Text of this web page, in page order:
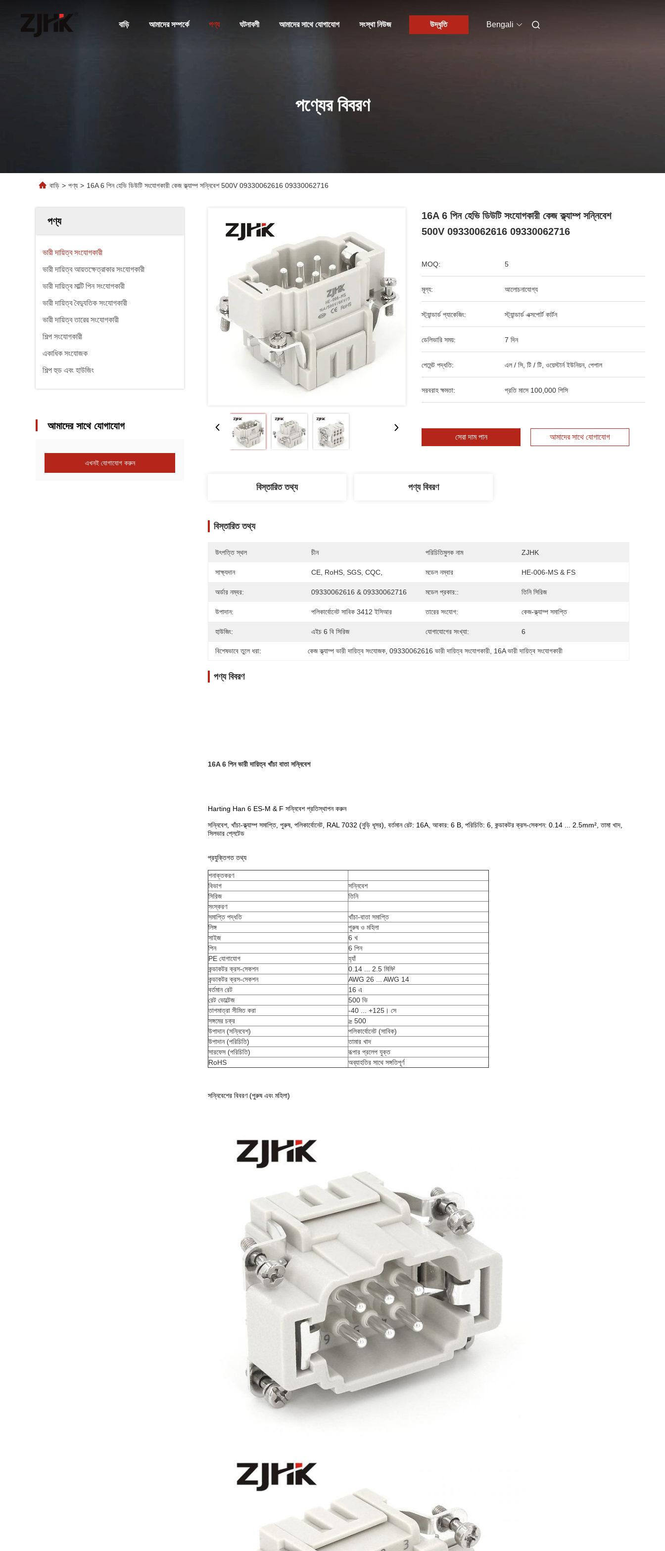
বাড়ি আমাদের সম্পর্কে পণ্য ঘটনাবলী আমাদের সাথে যোগাযোগ সংস্থা নিউজ উদ্ধৃতি Bengali
পণ্যের বিবরণ
বাড়ি > পণ্য > 16A 6 পিন হেভি ডিউটি ​​সংযোগকারী কেজ ক্ল্যাম্প সন্নিবেশ 500V 09330062616 09330062716
পণ্য
ভারী দায়িত্ব সংযোগকারী
ভারী দায়িত্ব আয়তক্ষেত্রাকার সংযোগকারী
ভারী দায়িত্ব মাল্টি পিন সংযোগকারী
ভারী দায়িত্ব বৈদ্যুতিক সংযোগকারী
ভারী দায়িত্ব তারের সংযোগকারী
শিল্প সংযোগকারী
একাধিক সংযোজক
শিল্প হুড এবং হাউজিং
আমাদের সাথে যোগাযোগ
এখনই যোগাযোগ করুন
16A 6 পিন হেভি ডিউটি ​​সংযোগকারী কেজ ক্ল্যাম্প সন্নিবেশ
500V 09330062616 09330062716
MOQ: 5
মূল্য: আলোচনাযোগ্য
স্ট্যান্ডার্ড প্যাকেজিং: স্ট্যান্ডার্ড এক্সপোর্ট কার্টন
ডেলিভারি সময়: 7 দিন
পেমেন্ট পদ্ধতি: এল / সি, টি / টি, ওয়েস্টার্ন ইউনিয়ন, পেপাল
সরবরাহ ক্ষমতা: প্রতি মাসে 100,000 পিসি
সেরা দাম পান আমাদের সাথে যোগাযোগ
বিস্তারিত তথ্য পণ্য বিবরণ
বিস্তারিত তথ্য
উৎপত্তি স্থল চীন পরিচিতিমুলক নাম ZJHK
সাক্ষ্যদান CE, RoHS, SGS, CQC, মডেল নম্বার HE-006-MS & FS
অর্ডার নম্বর: 09330062616 & 09330062716 মডেল প্রকার:: তিনি সিরিজ
উপাদান: পলিকার্বোনেট সাবিক 3412 ইসিআর তারের সংযোগ: কেজ-ক্ল্যাম্প সমাপ্তি
হাউজিং: এইচ 6 বি সিরিজ যোগাযোগের সংখ্যা: 6
বিশেষভাবে তুলে ধরা: কেজ ক্ল্যাম্প ভারী দায়িত্ব সংযোজক , 09330062616 ভারী দায়িত্ব সংযোগকারী 16A ভারী দায়িত্ব সংযোগকারী
পণ্য বিবরণ
16A 6 পিন ভারী দায়িত্ব খাঁচা বাতা সন্নিবেশ
Harting Han 6 ES-M & F সন্নিবেশ প্রতিস্থাপন করুন
সন্নিবেশ, খাঁচা-ক্ল্যাম্প সমাপ্তি, পুরুষ, পলিকার্বোনেট, RAL 7032 (নুড়ি ধূসর), বর্তমান রেট: 16A, আকার: 6 B, পরিচিতি: 6, কন্ডাকটর ক্রস-সেকশন: 0.14 ... 2.5mm², তামা খাদ,
সিলভার প্লেটেড
প্রযুক্তিগত তথ্য
শনাক্তকরণ
বিভাগ
সন্নিবেশ
সিরিজ
তিনি
সংস্করণ
সমাপ্তি পদ্ধতি
খাঁচা-বাতা সমাপ্তি
লিঙ্গ
পুরুষ ও মহিলা
সাইজ
6 খ
পিন
6 পিন
PE যোগাযোগ
হ্যাঁ
কন্ডাকটর ক্রস-সেকশন
0.14 ... 2.5 মিমি²
কন্ডাকটর ক্রস-সেকশন
AWG 26 ... AWG 14
বর্তমান রেট
16 এ
রেট ভোল্টেজ
500 ভি
তাপমাত্রা সীমিত করা
-40 ... +125। সে
সঙ্গমের চক্র
≥ 500
উপাদান (সন্নিবেশ)
পলিকার্বোনেট (সাবিক)
উপাদান (পরিচিতি)
তামার খাদ
সারফেস (পরিচিতি)
রূপার প্রলেপ যুক্ত
RoHS
অব্যাহতির সাথে সঙ্গতিপূর্ণ
সন্নিবেশের বিবরণ (পুরুষ এবং মহিলা)